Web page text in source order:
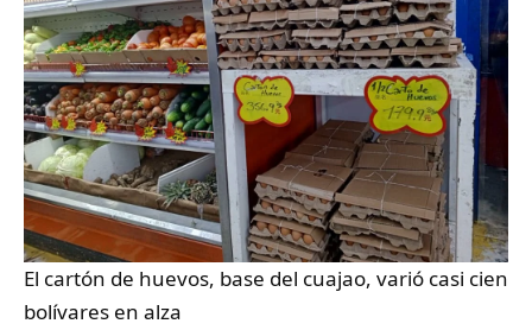
El cartón de huevos, base del cuajao, varió casi cien
bolívares en alza